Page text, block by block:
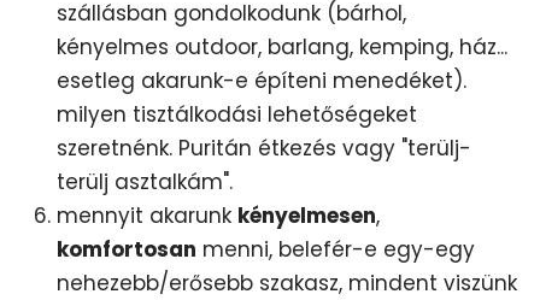
szállásban gondolkodunk (bárhol,
kényelmes outdoor, barlang, kemping, ház...
esetleg akarunk-e építeni menedéket).
milyen tisztálkodási lehetőségeket
szeretnénk. Puritán étkezés vagy "terülj-
terülj asztalkám".
mennyit akarunk kényelmesen,
komfortosan menni, belefér-e egy-egy
nehezebb/erősebb szakasz, mindent viszünk